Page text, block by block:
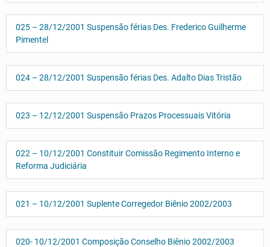
025 – 28/12/2001 Suspensão férias Des. Frederico Guilherme
Pimentel
024 – 28/12/2001 Suspensão férias Des. Adalto Dias Tristão
023 – 12/12/2001 Suspensão Prazos Processuais Vitória
022 – 10/12/2001 Constituir Comissão Regimento Interno e
Reforma Judiciária
021 – 10/12/2001 Suplente Corregedor Biênio 2002/2003
020- 10/12/2001 Composição Conselho Biênio 2002/2003